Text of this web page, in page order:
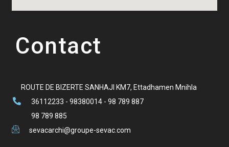
Contact
ROUTE DE BIZERTE SANHAJI KM7, Ettadhamen Mnihla
36112233 - 98380014 - 98 789 887
98 789 885
sevacarchi@groupe-sevac.com